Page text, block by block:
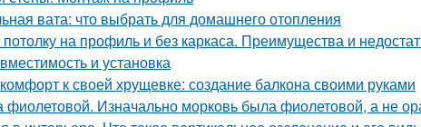
вата: что выбрать для домашнего отопления
потолку на профиль и без каркаса. Преимущества и
и установка
к своей хрущевке: создание балкона своими руками
фиолетовой. Изначально морковь была фиолетовой, а не